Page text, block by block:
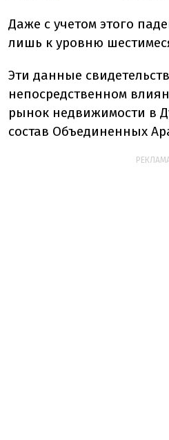
Даже с учетом этого
лишь к уровню
Эти данные
непосредственном
рынок недвижимости в
состав Объединенных